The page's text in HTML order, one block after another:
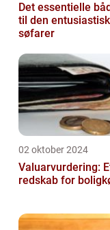
Det essentielle
til den
søfarer
02 oktober 2024
Valuarvurdering:
redskab for